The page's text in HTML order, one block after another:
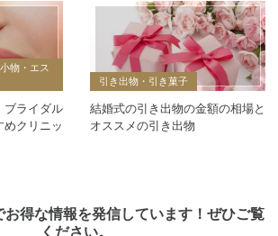
物・エス
ブライダル
めクリニッ
引き出物・引き菓子
結婚式の引き出物の金額の相場と
オススメの引き出物
お得な情報を発信しています！ぜひご覧
ください。